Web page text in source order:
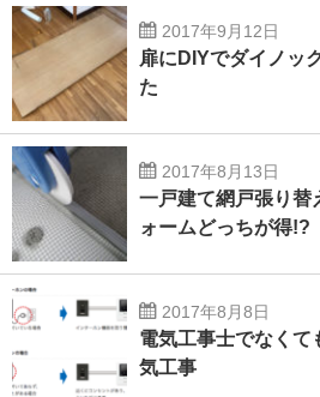
2017年9月12日
扉にDIYでダイノッ
た
2017年8月13日
一戸建て網戸張り替
ォームどっちが得!?
2017年8月8日
電気工事士でなくて
気工事